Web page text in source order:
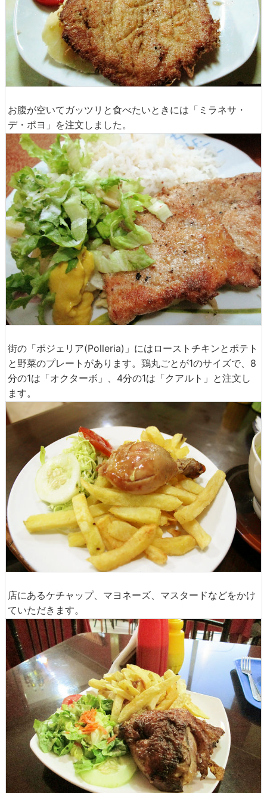
お腹が空いてガッツリと食べたいときには「ミラネサ・
デ・ポヨ」を注文しました。
街の「ポジェリア(Polleria)」にはローストチキンとポテト
と野菜のプレートがあります。鶏丸ごとが1のサイズで、8
分の1は「オクターボ」、4分の1は「クアルト」と注文し
ます。
店にあるケチャップ、マヨネーズ、マスタードなどをかけ
ていただきます。